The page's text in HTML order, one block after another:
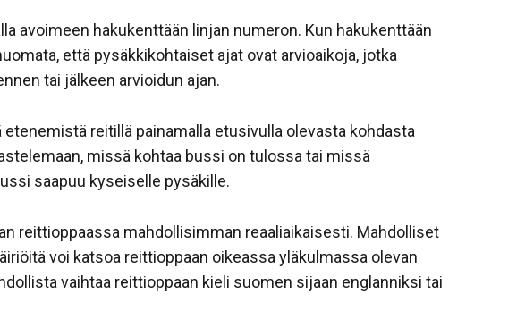
avoimeen hakukenttään linjan numeron. Kun hakukenttään
että pysäkkikohtaiset ajat ovat arvioaikoja, jotka
tai jälkeen arvioidun ajan.
reitillä painamalla etusivulla olevasta kohdasta
missä kohtaa bussi on tulossa tai missä
saapuu kyseiselle pysäkille.
reittioppaassa mahdollisimman reaaliaikaisesti. Mahdolliset
voi katsoa reittioppaan oikeassa yläkulmassa olevan
vaihtaa reittioppaan kieli suomen sijaan englanniksi tai